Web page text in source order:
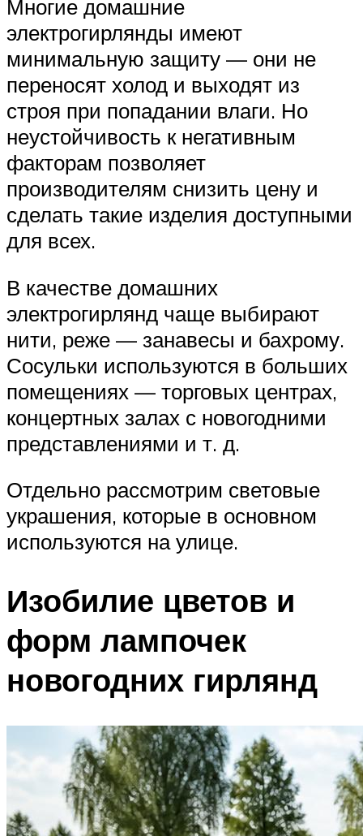
Многие домашние
электрогирлянды имеют
минимальную защиту — они не
переносят холод и выходят из
строя при попадании влаги. Но
неустойчивость к негативным
факторам позволяет
производителям снизить цену и
сделать такие изделия доступными
для всех.
В качестве домашних
электрогирлянд чаще выбирают
нити, реже — занавесы и бахрому.
Сосульки используются в больших
помещениях — торговых центрах,
концертных залах с новогодними
представлениями и т. д.
Отдельно рассмотрим световые
украшения, которые в основном
используются на улице.
Изобилие цветов и
форм лампочек
новогодних гирлянд